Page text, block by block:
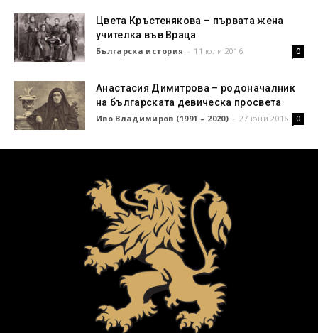
Цвета Кръстенякова – първата жена
учителка във Враца
Българска история - 11 юли 2016 0
Анастасия Димитрова – родоначалник
на българската девическа просвета
Иво Владимиров (1991 – 2020) - 27 юни 2016 0